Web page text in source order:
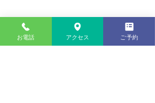
お電話 アクセス ご予約